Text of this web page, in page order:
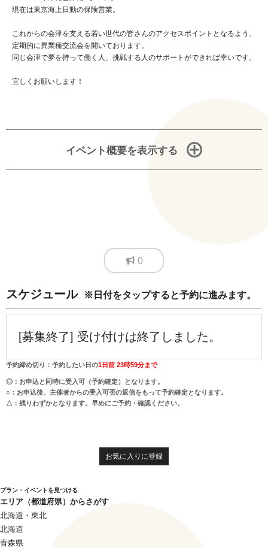
現在は東京海上日動の保険営業。
これからの会津を支える若い世代の皆さんのアクセスポイントとなるよう、
定期的に異業種交流会を開いております。
同じ会津で夢を持って働く人、挑戦する人のサポートができれば幸いです。
宜しくお願いします！
イベント概要を表示する
0
スケジュール ※日付をタップすると予約に進みます。
[募集終了] 受け付けは終了しました。
予約締め切り：予約したい日の1日前 23時59分まで
◎：お申込と同時に受入可（予約確定）となります。
○：お申込後、主催者からの受入可否の返信をもって予約確定となります。
△：残りわずかとなります。早めにご予約・確認ください。
お気に入りに登録
プラン・イベントを見つける
エリア（都道府県）からさがす
北海道・東北
北海道
青森県